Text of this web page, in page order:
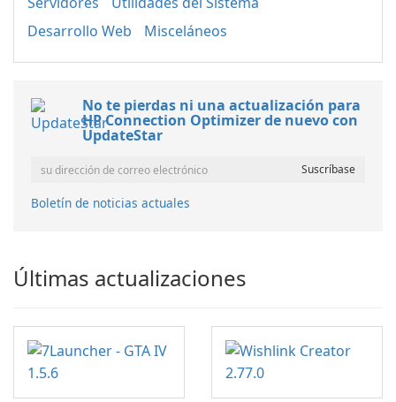
Desarrollo Web
Misceláneos
No te pierdas ni una actualización para
HP Connection Optimizer de nuevo con
UpdateStar
Boletín de noticias actuales
Últimas actualizaciones